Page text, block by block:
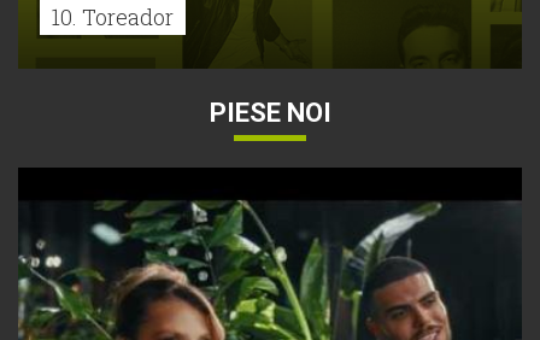
10. Toreador
PIESE NOI